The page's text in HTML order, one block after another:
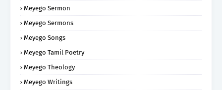
Meyego Sermon
Meyego Sermons
Meyego Songs
Meyego Tamil Poetry
Meyego Theology
Meyego Writings